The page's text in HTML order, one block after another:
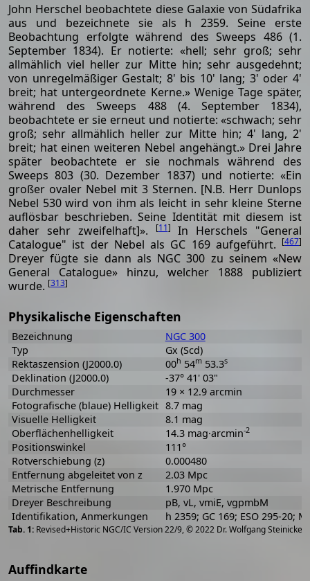
John Herschel beobachtete diese Galaxie von Südafrika
aus und bezeichnete sie als h 2359. Seine erste
Beobachtung erfolgte während des Sweeps 486 (1.
September 1834). Er notierte: «hell; sehr groß; sehr
allmählich viel heller zur Mitte hin; sehr ausgedehnt;
von unregelmäßiger Gestalt; 8' bis 10' lang; 3' oder 4'
breit; hat untergeordnete Kerne.» Wenige Tage später,
während des Sweeps 488 (4. September 1834),
beobachtete er sie erneut und notierte: «schwach; sehr
groß; sehr allmählich heller zur Mitte hin; 4' lang, 2'
breit; hat einen weiteren Nebel angehängt.» Drei Jahre
später beobachtete er sie nochmals während des
Sweeps 803 (30. Dezember 1837) und notierte: «Ein
großer ovaler Nebel mit 3 Sternen. [N.B. Herr Dunlops
Nebel 530 wird von ihm als leicht in sehr kleine Sterne
auflösbar beschrieben. Seine Identität mit diesem ist
daher sehr zweifelhaft]».
[11]
In Herschels "General
Catalogue" ist der Nebel als GC 169 aufgeführt. [467]
Dreyer fügte sie dann als NGC 300 zu seinem «New
General Catalogue» hinzu, welcher 1888 publiziert
wurde. [313]
Physikalische Eigenschaften
Revised+Historic NGC/IC Version 22/9, © 2022 Dr. Wolfgang Steinicke
Bezeichnung
NGC 300
Typ
Gx (Scd)
Rektaszension (J2000.0)
00h 54m53.3s
Deklination (J2000.0)
-37° 41' 03"
Durchmesser
19 × 12.9 arcmin
Fotografische (blaue) Helligkeit 8.7 mag
Visuelle Helligkeit
8.1 mag
Oberflächenhelligkeit
14.3 mag·arcmin-2
Positionswinkel
111°
Rotverschiebung (z)
0.000480
Entfernung abgeleitet von z
2.03 Mpc
Metrische Entfernung
1.970 Mpc
Dreyer Beschreibung
pB, vL, vmiE, vgpmbM
Identifikation, Anmerkungen
h 2359; GC 169; ESO 295-20;
Auffindkarte